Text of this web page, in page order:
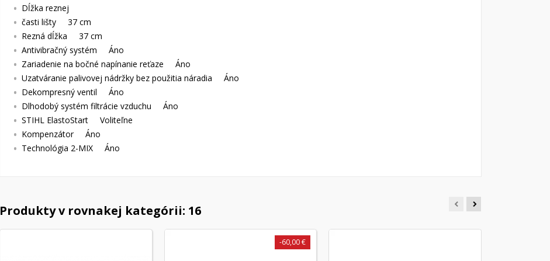
Dĺžka reznej
časti lišty 37 cm
Rezná dĺžka 37 cm
Antivibračný systém Áno
Zariadenie na bočné napínanie reťaze Áno
Uzatváranie palivovej nádržky bez použitia náradia Áno
Dekompresný ventil Áno
Dlhodobý systém filtrácie vzduchu Áno
STIHL ElastoStart Voliteľne
Kompenzátor Áno
Technológia 2-MIX Áno
Produkty v rovnakej kategórii: 16
-60,00 €